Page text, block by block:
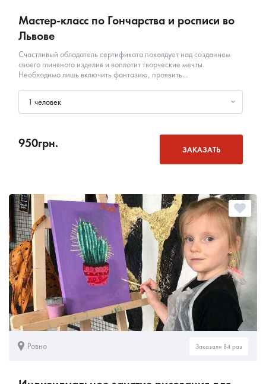
Мастер-класс по Гончарства и росписи во
Львове
Счастливый обладатель сертификата поколдует над созданием
своего глиняного изделия и воплотит творческие мечты.
Необходимо лишь включить фантазию, проявить...
1 человек
950грн. ЗАКАЗАТЬ
Ровно Заказали 84 раз